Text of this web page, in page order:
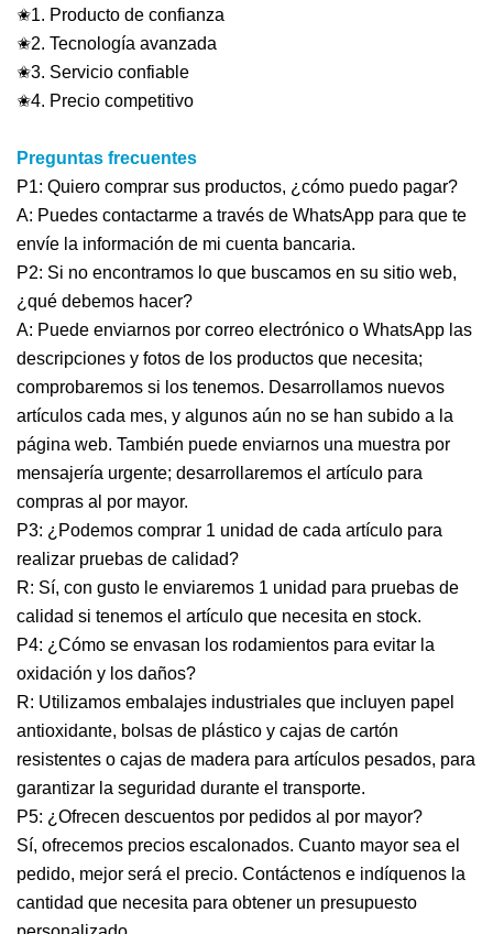
✬1. Producto de confianza
✬2. Tecnología avanzada
✬3. Servicio confiable
✬4. Precio competitivo
Preguntas frecuentes
P1: Quiero comprar sus productos, ¿cómo puedo pagar?
A: Puedes contactarme a través de WhatsApp para que te
envíe la información de mi cuenta bancaria.
P2: Si no encontramos lo que buscamos en su sitio web,
¿qué debemos hacer?
A: Puede enviarnos por correo electrónico o WhatsApp las
descripciones y fotos de los productos que necesita;
comprobaremos si los tenemos. Desarrollamos nuevos
artículos cada mes, y algunos aún no se han subido a la
página web. También puede enviarnos una muestra por
mensajería urgente; desarrollaremos el artículo para
compras al por mayor.
P3: ¿Podemos comprar 1 unidad de cada artículo para
realizar pruebas de calidad?
R: Sí, con gusto le enviaremos 1 unidad para pruebas de
calidad si tenemos el artículo que necesita en stock.
P4: ¿Cómo se envasan los rodamientos para evitar la
oxidación y los daños?
R: Utilizamos embalajes industriales que incluyen papel
antioxidante, bolsas de plástico y cajas de cartón
resistentes o cajas de madera para artículos pesados, para
garantizar la seguridad durante el transporte.
P5: ¿Ofrecen descuentos por pedidos al por mayor?
Sí, ofrecemos precios escalonados. Cuanto mayor sea el
pedido, mejor será el precio. Contáctenos e indíquenos la
cantidad que necesita para obtener un presupuesto